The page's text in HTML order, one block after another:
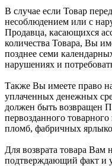
В случае если Товар
несоблюдением или с
Продавца, касающихся
количества Товара, Вы
позднее семи
нарушениях и
Также Вы имеете право
уплаченных денежных
должен быть возвращен
первозданного
пломб, фабричных
Для возврата товара Вам
подтверждающий факт и